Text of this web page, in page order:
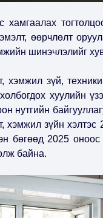
хамгаалах
өөрчлөлт
шинэчлэлийг
хэмжил зүй,
хуулийн
нутгийн
хэмжил зүйн
бөгөөд 2025
байна.